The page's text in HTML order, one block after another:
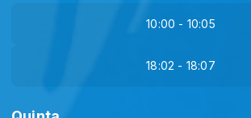
10:00 - 10:05
18:02 - 18:07